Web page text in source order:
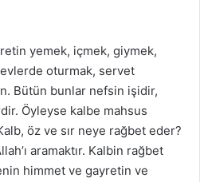
yemek, içmek, giymek,
oturmak, servet
Bütün bunlar nefsin işidir,
Öyleyse kalbe mahsus
öz ve sır neye rağbet eder?
aramaktır. Kalbin rağbet
himmet ve gayretin ve